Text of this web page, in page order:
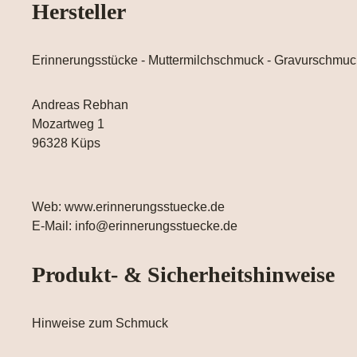
Hersteller
Erinnerungsstücke - Muttermilchschmuck -
Andreas Rebhan
Mozartweg 1
96328 Küps
Web: www.erinnerungsstuecke.de
E-Mail: info@erinnerungsstuecke.de
Produkt- & Sicherheitshinweise
Hinweise zum Schmuck